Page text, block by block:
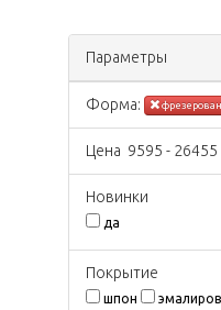
Параметры
Форма:
Цена 9595 - 26455
Новинки
да
Покрытиe
шпон